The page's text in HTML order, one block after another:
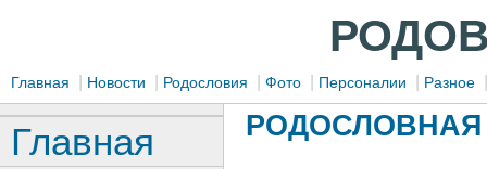
Главная Новости Родословия Фото Персоналии Разное
РОДОСЛОВНАЯ
Главная